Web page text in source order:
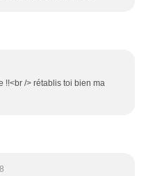
!!<br /> rétablis toi bien ma